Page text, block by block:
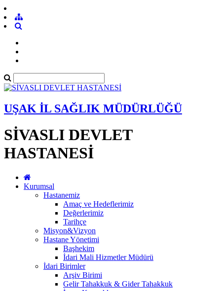
UŞAK İL SAĞLIK MÜDÜRLÜĞÜ
SİVASLI DEVLET
HASTANESİ
Kurumsal
Hastanemiz
Amaç ve Hedeflerimiz
Değerlerimiz
Tarihçe
Misyon&Vizyon
Hastane Yönetimi
Başhekim
İdari Mali Hizmetler Müdürü
İdari Birimler
Arşiv Birimi
Gelir Tahakkuk & Gider Tahakkuk